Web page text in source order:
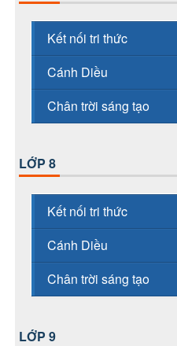
Kết nối tri thức
Cánh Diều
Chân trời sáng tạo
LỚP 8
Kết nối tri thức
Cánh Diều
Chân trời sáng tạo
LỚP 9